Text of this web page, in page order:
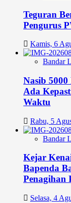
Teguran
Pengurus
Kamis, 6
Bandar
Nasib
Ada
Waktu
Rabu, 5
Bandar
Kejar
Bapenda
Penagihan
Selasa, 4